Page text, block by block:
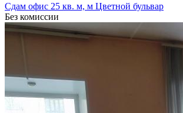
Сдам офис 25 кв. м, м Цветной бульвар
Без комиссии